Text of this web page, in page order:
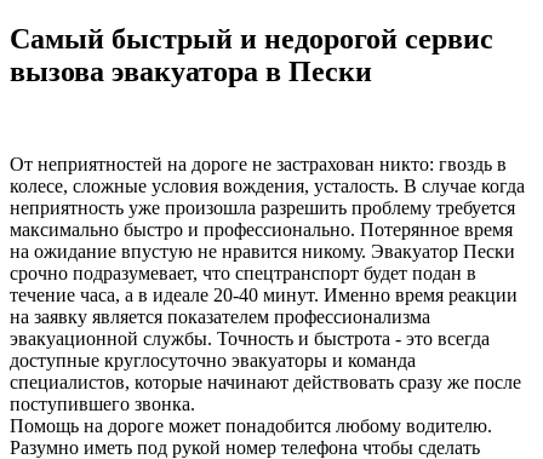
Самый быстрый и недорогой сервис
вызова эвакуатора в Пески
От неприятностей на дороге не застрахован никто: гвоздь в
колесе, сложные условия вождения, усталость. В случае когда
неприятность уже произошла разрешить проблему требуется
максимально быстро и профессионально. Потерянное время
на ожидание впустую не нравится никому. Эвакуатор Пески
срочно подразумевает, что спецтранспорт будет подан в
течение часа, а в идеале 20-40 минут. Именно время реакции
на заявку является показателем профессионализма
эвакуационной службы. Точность и быстрота - это всегда
доступные круглосуточно эвакуаторы и команда
специалистов, которые начинают действовать сразу же после
поступившего звонка.
Помощь на дороге может понадобится любому водителю.
Разумно иметь под рукой номер телефона чтобы сделать